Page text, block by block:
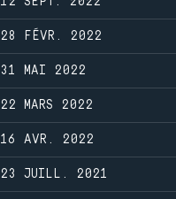
28 FÉVR. 2022
31 MAI 2022
22 MARS 2022
16 AVR. 2022
23 JUILL. 2021